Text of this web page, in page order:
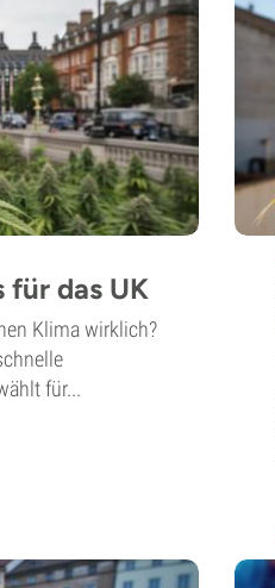
für das UK
Klima wirklich?
für...